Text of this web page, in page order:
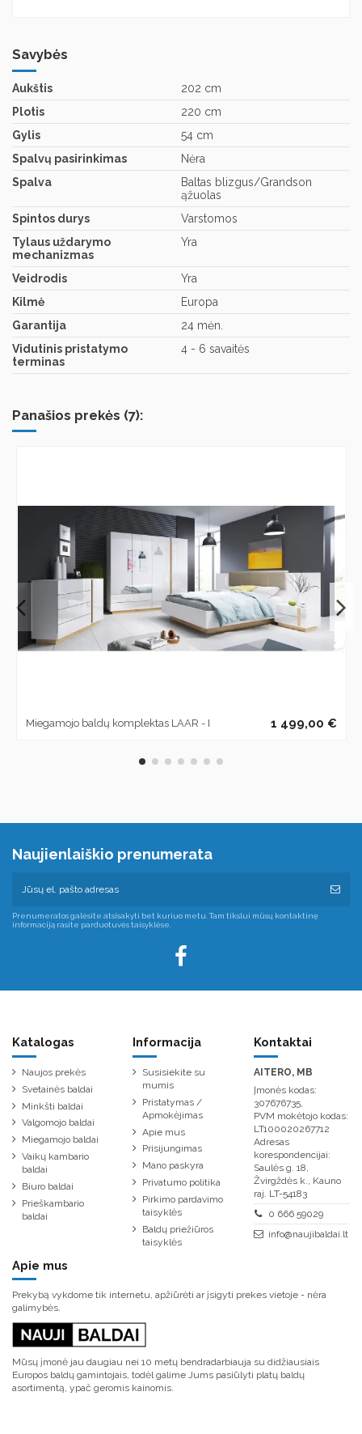
Savybės
Aukštis
202 cm
Plotis
220 cm
Gylis
54 cm
Spalvų pasirinkimas
Nėra
Spalva
Baltas blizgus/Grandson
ąžuolas
Spintos durys
Varstomos
Tylaus uždarymo
mechanizmas
Yra
Veidrodis
Yra
Kilmė
Europa
Garantija
24 mėn.
Vidutinis pristatymo
terminas
4 - 6 savaitės
Panašios prekės (7):
Miegamojo baldų komplektas LAAR - I 1 499,00 €
Naujienlaiškio prenumerata
Prenumeratos galėsite atsisakyti bet kuriuo metu. Tam tikslui mūsų kontaktinę
informaciją rasite parduotuvės taisyklėse.
Katalogas
Naujos prekės
Svetainės baldai
Minkšti baldai
Valgomojo baldai
Miegamojo baldai
Vaikų kambario
baldai
Biuro baldai
Prieškambario
baldai
Informacija
Susisiekite su
mumis
Pristatymas /
Apmokėjimas
Apie mus
Prisijungimas
Mano paskyra
Privatumo politika
Pirkimo pardavimo
taisyklės
Baldų priežiūros
taisyklės
Kontaktai
AITERO, MB
Įmonės kodas:
307676735,
PVM mokėtojo kodas:
LT100020267712
Adresas
korespondencijai:
Saulės g. 18,
Žvirgždės k., Kauno
raj. LT-54183
0 666 59029
info@naujibaldai.lt
Apie mus
Prekybą vykdome tik internetu, apžiūrėti ar įsigyti prekes vietoje - nėra
galimybės.
Mūsų įmonė jau daugiau nei 10 metų bendradarbiauja su didžiausiais
Europos baldų gamintojais, todėl galime Jums pasiūlyti platų baldų
asortimentą, ypač geromis kainomis.